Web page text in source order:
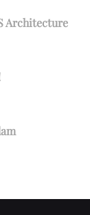
Architecture